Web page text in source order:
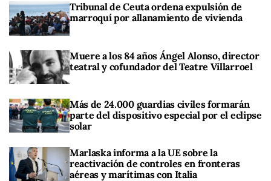
Tribunal de Ceuta ordena expulsión de
marroquí por allanamiento de vivienda
Muere a los 84 años Ángel Alonso, director
teatral y cofundador del Teatre Villarroel
Más de 24.000 guardias civiles formarán
parte del dispositivo especial por el eclipse
solar
Marlaska informa a la UE sobre la
reactivación de controles en fronteras
aéreas y marítimas con Italia